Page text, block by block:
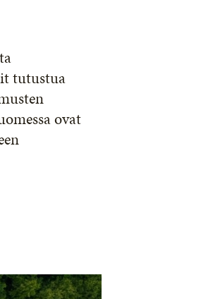
tutustua
ovat